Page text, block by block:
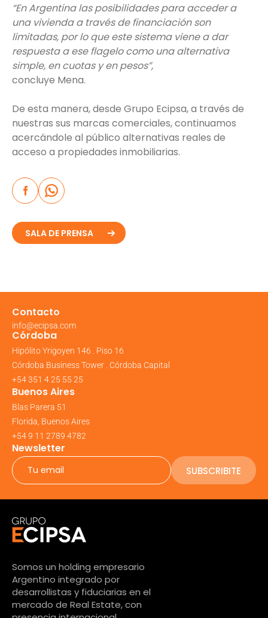
“En Argentina las posibilidades para acceder a
una vivienda a través de financiación son
limitadas, por lo que este sistema viene a dar
respuesta a ese flagelo como una alternativa
simple, en cuotas y en pesos”,
concluye Mena.
De esta manera, desde Grupo Ecipsa, a través de
nuestras sus marcas comerciales, continuamos
acercándole al público alternativas reales de
acceso a propiedades inmobiliarias.
SALA DE PRENSA
Contacto
info@ecipsa.com
Córdoba
Hipólito Yrigoyen 146 . Piso 16
Córdoba Business Tower . Córdoba Capital
+54 351 4 25 55 25
Buenos Aires
Blas Parera 51
Florida, Buenos Aires
+54 9 11 2789 4782
Newsletter
SUBSCRIBITE
Somos un holding empresario
Argentino integrado por
desarrollistas y fiduciarias en el
mercado de Real Estate, con